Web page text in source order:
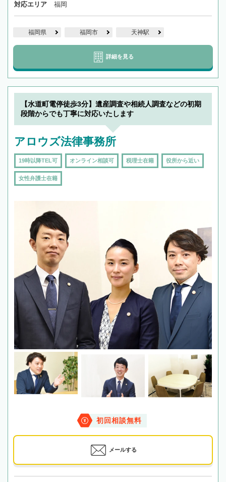
対応エリア 福岡
福岡県 福岡市 天神駅
詳細を見る
【水道町電停徒歩3分】遺産調査や相続人調査などの初期
段階からでも丁寧に対応いたします
アロウズ法律事務所
19時以降TEL可 オンライン相談可 税理士在籍 役所から近い
女性弁護士在籍
初回相談無料
メールする